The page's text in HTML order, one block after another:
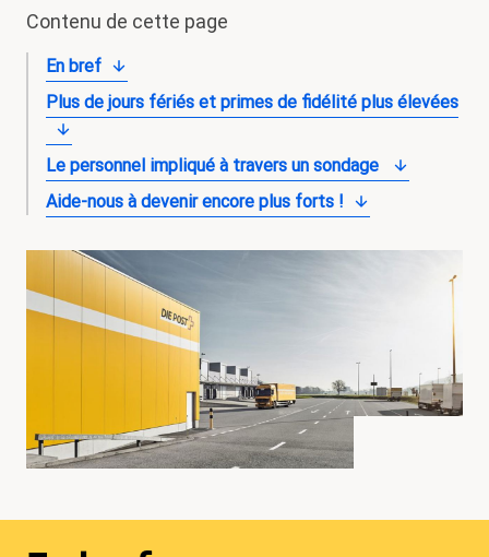
Contenu de cette page
En bref
Plus de jours fériés et primes de fidélité plus élevées
Le personnel impliqué à travers un sondage
Aide-nous à devenir encore plus forts !